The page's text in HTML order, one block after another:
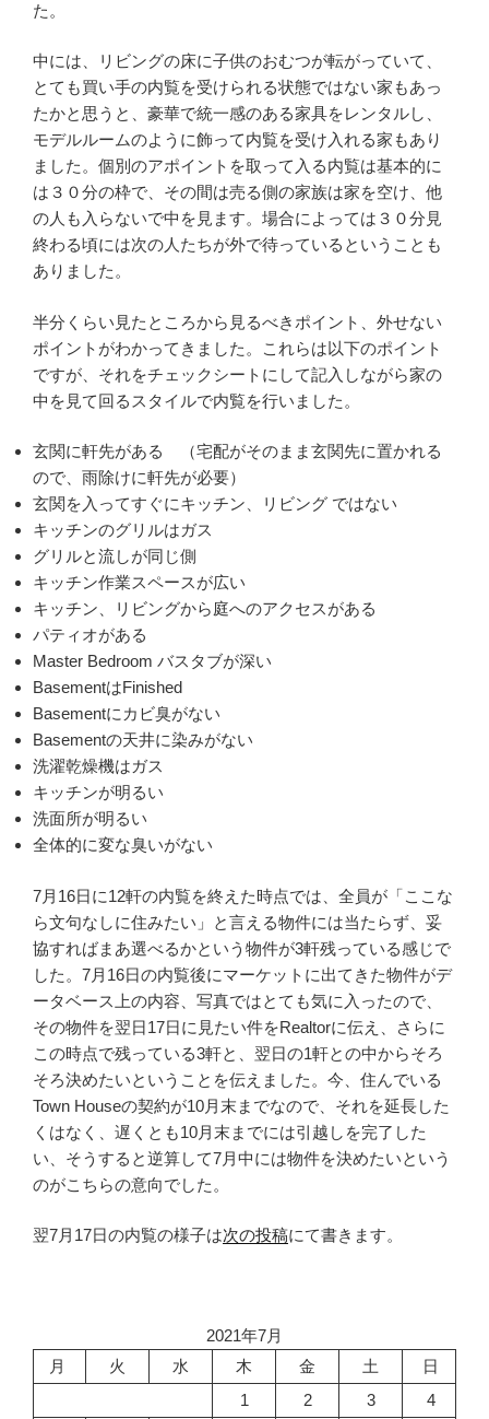
た。
中には、リビングの床に子供のおむつが転がっていて、
とても買い手の内覧を受けられる状態ではない家もあっ
たかと思うと、豪華で統一感のある家具をレンタルし、
モデルルームのように飾って内覧を受け入れる家もあり
ました。個別のアポイントを取って入る内覧は基本的に
は３０分の枠で、その間は売る側の家族は家を空け、他
の人も入らないで中を見ます。場合によっては３０分見
終わる頃には次の人たちが外で待っているということも
ありました。
半分くらい見たところから見るべきポイント、外せない
ポイントがわかってきました。これらは以下のポイント
ですが、それをチェックシートにして記入しながら家の
中を見て回るスタイルで内覧を行いました。
玄関に軒先がある （宅配がそのまま玄関先に置かれる
ので、雨除けに軒先が必要）
玄関を入ってすぐにキッチン、リビング ではない
キッチンのグリルはガス
グリルと流しが同じ側
キッチン作業スペースが広い
キッチン、リビングから庭へのアクセスがある
パティオがある
Master Bedroom バスタブが深い
BasementはFinished
Basementにカビ臭がない
Basementの天井に染みがない
洗濯乾燥機はガス
キッチンが明るい
洗面所が明るい
全体的に変な臭いがない
7月16日に12軒の内覧を終えた時点では、全員が「ここな
ら文句なしに住みたい」と言える物件には当たらず、妥
協すればまあ選べるかという物件が3軒残っている感じで
した。7月16日の内覧後にマーケットに出てきた物件がデ
ータベース上の内容、写真ではとても気に入ったので、
その物件を翌日17日に見たい件をRealtorに伝え、さらに
この時点で残っている3軒と、翌日の1軒との中からそろ
そろ決めたいということを伝えました。今、住んでいる
Town Houseの契約が10月末までなので、それを延長した
くはなく、遅くとも10月末までには引越しを完了した
い、そうすると逆算して7月中には物件を決めたいという
のがこちらの意向でした。
翌7月17日の内覧の様子は次の投稿にて書きます。
2021年7月
月
火 水 木 金 土
日
1
2 3
4